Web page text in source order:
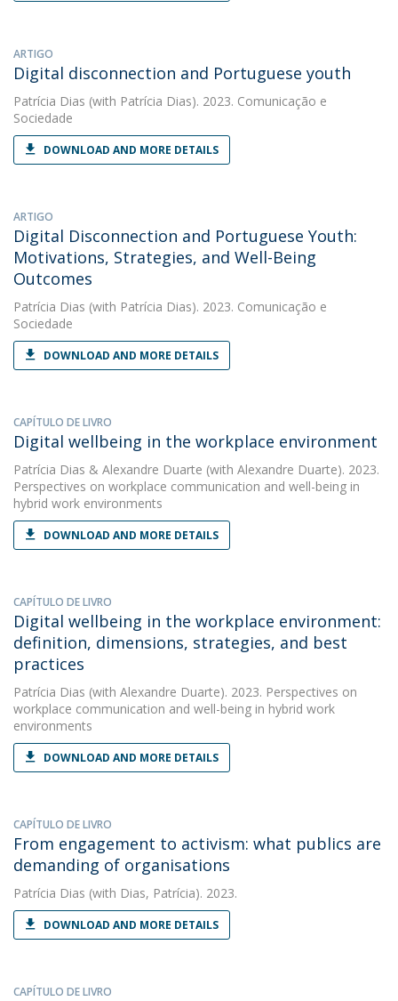
ARTIGO
Digital disconnection and Portuguese youth
Patrícia Dias (with Patrícia Dias). 2023. Comunicação e
Sociedade
DOWNLOAD AND MORE DETAILS
ARTIGO
Digital Disconnection and Portuguese Youth:
Motivations, Strategies, and Well-Being
Outcomes
Patrícia Dias (with Patrícia Dias). 2023. Comunicação e
Sociedade
DOWNLOAD AND MORE DETAILS
CAPÍTULO DE LIVRO
Digital wellbeing in the workplace environment
Patrícia Dias & Alexandre Duarte (with Alexandre Duarte). 2023.
Perspectives on workplace communication and well-being in
hybrid work environments
DOWNLOAD AND MORE DETAILS
CAPÍTULO DE LIVRO
Digital wellbeing in the workplace environment:
definition, dimensions, strategies, and best
practices
Patrícia Dias (with Alexandre Duarte). 2023. Perspectives on
workplace communication and well-being in hybrid work
environments
DOWNLOAD AND MORE DETAILS
CAPÍTULO DE LIVRO
From engagement to activism: what publics are
demanding of organisations
Patrícia Dias (with Dias, Patrícia). 2023.
DOWNLOAD AND MORE DETAILS
CAPÍTULO DE LIVRO